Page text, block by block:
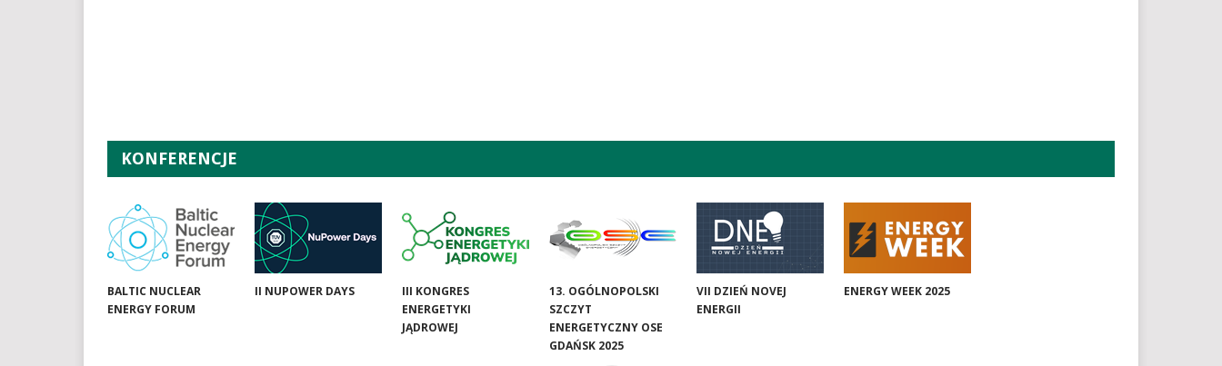
KONFERENCJE
BALTIC NUCLEAR
ENERGY FORUM
II NUPOWER DAYS
III KONGRES
ENERGETYKI
JĄDROWEJ
13. OGÓLNOPOLSKI
SZCZYT
ENERGETYCZNY OSE
GDAŃSK 2025
VII DZIEŃ NOVEJ
ENERGII
ENERGY WEEK 2025